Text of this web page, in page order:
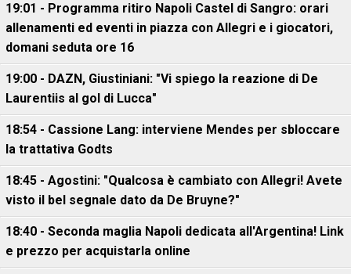
19:01 - Programma ritiro Napoli Castel di Sangro: orari
allenamenti ed eventi in piazza con Allegri e i giocatori,
domani seduta ore 16
19:00 - DAZN, Giustiniani: "Vi spiego la reazione di De
Laurentiis al gol di Lucca"
18:54 - Cassione Lang: interviene Mendes per sbloccare
la trattativa Godts
18:45 - Agostini: "Qualcosa è cambiato con Allegri! Avete
visto il bel segnale dato da De Bruyne?"
18:40 - Seconda maglia Napoli dedicata all'Argentina! Link
e prezzo per acquistarla online